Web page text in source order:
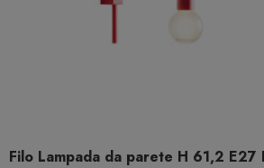
Filo Lampada da parete H 61,2 E27